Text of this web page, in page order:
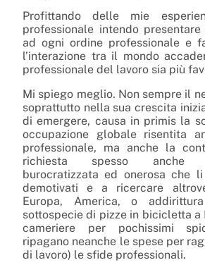
Profittando delle mie
professionale intendo
ad ogni ordine professionale e
l’interazione tra il mondo
professionale del lavoro sia più
Mi spiego meglio. Non sempre il
soprattutto nella sua crescita
di emergere, causa in primis la
occupazione globale risentita
professionale, ma anche la
richiesta spesso anche
burocratizzata ed onerosa che
demotivati e a ricercare
Europa, America, o
sottospecie di pizze in bicicletta a
cameriere per pochissimi
ripagano neanche le spese per
di lavoro) le sfide professionali.